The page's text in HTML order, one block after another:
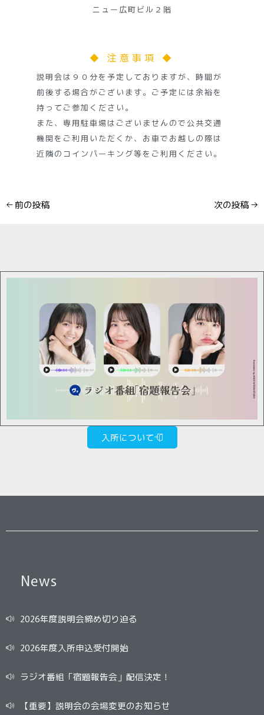
ニュー広町ビル２階
◆ 注意事項 ◆
説明会は９０分を予定しておりますが、時間が
前後する場合がございます。ご予定には余裕を
持ってご参加ください。
また、専用駐車場はございませんので公共交通
機関をご利用いただくか、お車でお越しの際は
近隣のコインパーキング等をご利用ください。
←前の投稿 次の投稿→
入所について
News
2026年度説明会締め切り迫る
2026年度入所申込受付開始
ラジオ番組「宿題報告会」配信決定！
【重要】説明会の会場変更のお知らせ